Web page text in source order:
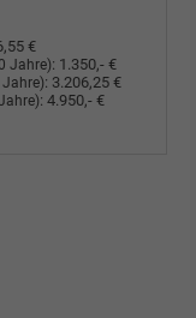
€
Jahre): 1.350,- €
: 3.206,25 €
: 4.950,- €